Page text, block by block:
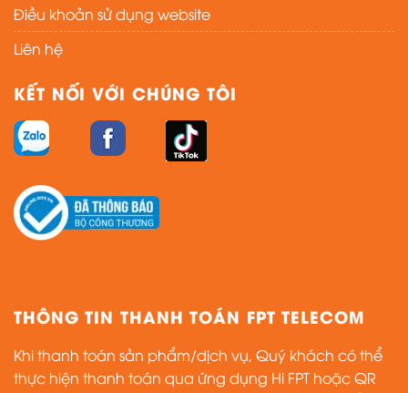
Điều khoản sử dụng website
Liên hệ
KẾT NỐI VỚI CHÚNG TÔI
THÔNG TIN THANH TOÁN FPT TELECOM
Khi thanh toán sản phẩm/dịch vụ, Quý khách có thể
thực hiện thanh toán qua ứng dụng Hi FPT hoặc QR